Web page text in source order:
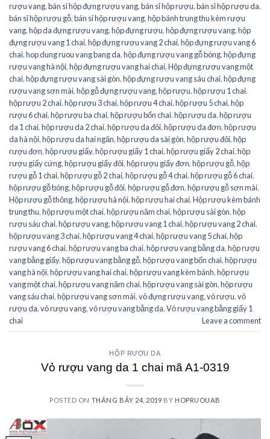
rượu vang,bán sỉ hộp đựng rượu vang,bán sỉ hộp rượu,bán sỉ hộp rượu da,
bán sỉ hộp rượu gỗ,bán sỉ hộp rượu vang,hộp bánh trung thu kèm rượu
vang,hộp da đựng rượu vang,hộp đựng rượu,hộp đựng rượu vang,hộp
đựng rượu vang 1 chai,hộp đựng rượu vang 2 chai,hộp đựng rượu vang 6
chai,hop dung ruou vang bang da,hộp đựng rượu vang gỗ bóng,hộp đựng
rượu vang hà nội,hộp đựng rượu vang hai chai,Hộp đựng rượu vang một
chai,hộp đựng rượu vang sài gòn,hộp đựng rượu vang sáu chai,hộp đựng
rượu vang sơn mài,hộp gỗ đựng rượu vang,hộp rượu,hộp rượu 1 chai,
hộp rượu 2 chai,hộp rượu 3 chai,hộp rượu 4 chai,hộp rượu 5 chai,hộp
rượu 6 chai,hộp rượu ba chai,hộp rượu bốn chai,hộp rượu da,hộp rượu
da 1 chai,hộp rượu da 2 chai,hộp rượu da đôi,hộp rượu da đơn,hộp rượu
da hà nội,hộp rượu da hai ngăn,hộp rượu da sài gòn,hộp rượu đôi,hộp
rượu đơn,hộp rượu giấy,hộp rượu giấy 1 chai,hộp rượu giấy 2 chai,hộp
rượu giấy cứng,hộp rượu giấy đôi,hộp rượu giấy đơn,hộp rượu gỗ,hộp
rượu gỗ 1 chai,hộp rượu gỗ 2 chai,hộp rượu gỗ 4 chai,hộp rượu gỗ 6 chai,
hộp rượu gỗ bóng,hộp rượu gỗ đôi,hộp rượu gỗ đơn,hộp rượu gỗ sơn mài,
Hộp rượu gỗ thông,hộp rượu hà nội,hộp rượu hai chai,Hộp rượu kèm bánh
trung thu,hộp rượu một chai,hộp rượu năm chai,hộp rượu sài gòn,hộp
rượu sáu chai,hộp rượu vang,hộp rượu vang 1 chai,hộp rượu vang 2 chai,
hộp rượu vang 3 chai,hộp rượu vang 4 chai,hộp rượu vang 5 chai,hộp
rượu vang 6 chai,hộp rượu vang ba chai,hộp rượu vang bằng da,hộp rượu
vang bằng giấy,hộp rượu vang bằng gỗ,hộp rượu vang bốn chai,hộp rượu
vang hà nội,hộp rượu vang hai chai,hộp rượu vang kèm bánh,hộp rượu
vang một chai,hộp rượu vang năm chai,hộp rượu vang sài gòn,hộp rượu
vang sáu chai,hộp rượu vang sơn mài,vỏ đựng rượu vang,vỏ rượu,vỏ
rượu da,vỏ rượu vang,vỏ rượu vang bằng da,Vỏ rượu vang bằng giấy 1
chai
Leave a comment
HỘP RƯỢU DA
Vỏ rượu vang da 1 chai mã A1-0319
POSTED ON THÁNG BẢY 24, 2019 BY HOPRUOUAB